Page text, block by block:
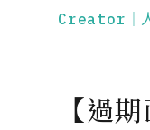
Creator｜
【過